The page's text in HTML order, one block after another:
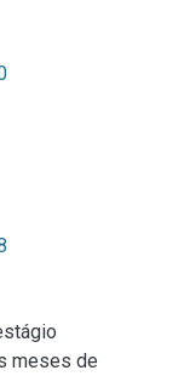
meses de